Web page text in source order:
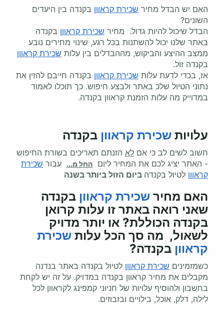
האם יש הבדל מחיר שכירת קראוון בקנדה בין היעדים
השונים?
הבדל שיכול להיות גדול. מחיר שכירת קראוון בקנדה
באתר שלנו יכול להשתנות בכל רגע, שינוי מחירים נובע
ממצב ההיצע והביקוש, מההבדלים בין עלות שכירת קראוון
בקנדה זול.
אז, בכדי לדעת עלות שכירת קראוון בקנדה חייבם להזין את
נתוני הטיול שלכ באתר ולבצע חיפוש. כך תוכלו לאמוד
במדוייק מה עלות הזמנת קראוון בקנדה.
עלויות שכירת קראוון בקנדה
חשוב לשים לב כי אם לא הזנתם תאריכים בשורת החיפוש
- האתר יציג לכם את המחיר ליום החל מ... עבור שכירת
קראוון לטיול בקנדה ביום הזול ביותר בשנה
האם מחיר שכירת קראוון בקנדה
שאני רואה באתר זו עלות קרואן
בקנדה הכוללת? או יותר מדויק
לשאול, מה סך הכל עלות שכירת
קראוון בקנדה?
כשמזמינים שכירת קראוון לטיול בקנדה באתר בנדנה
מקבלים את מחיר קראוון בקנדה במדויק. על זה יש לקחת
בחשבון ולהוסיף עלויות של חניוני קמפינג לקראוון לכל
לילה, דלק, אוכל, בילויים ובזבוזים.